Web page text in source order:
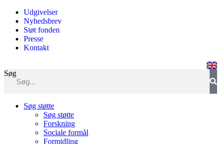
Udgivelser
Nyhedsbrev
Støt fonden
Presse
Kontakt
Søg
Søg støtte
Søg støtte
Forskning
Sociale formål
Formidling